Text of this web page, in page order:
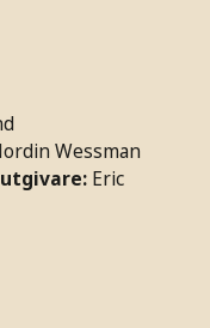
Wessman
Eric